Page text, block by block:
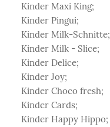
Kinder Maxi King;
Kinder Pingui;
Kinder Milk-Schnitte;
Kinder Milk - Slice;
Kinder Delice;
Kinder Joy;
Kinder Choco fresh;
Kinder Cards;
Kinder Happy Hippo;